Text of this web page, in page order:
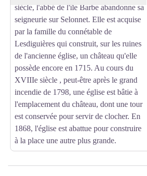
siècle, l'abbé de l'île Barbe abandonne sa
seigneurie sur Selonnet. Elle est acquise
par la famille du connétable de
Lesdiguières qui construit, sur les ruines
de l'ancienne église, un château qu'elle
possède encore en 1715. Au cours du
XVIIIe siècle , peut-être après le grand
incendie de 1798, une église est bâtie à
l'emplacement du château, dont une tour
est conservée pour servir de clocher. En
1868, l'église est abattue pour construire
à la place une autre plus grande.